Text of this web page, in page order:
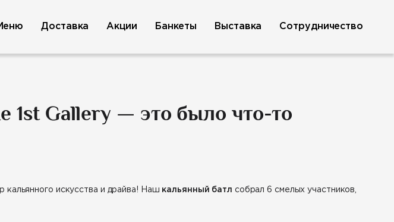
1st Gallery — это было что-то
кальянного искусства и драйва! Наш кальянный батл собрал 6 смелых участников,
Выставка
Доставка Сотрудничество
Акции Банкеты